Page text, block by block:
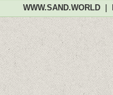
WWW.SAND.WORLD|